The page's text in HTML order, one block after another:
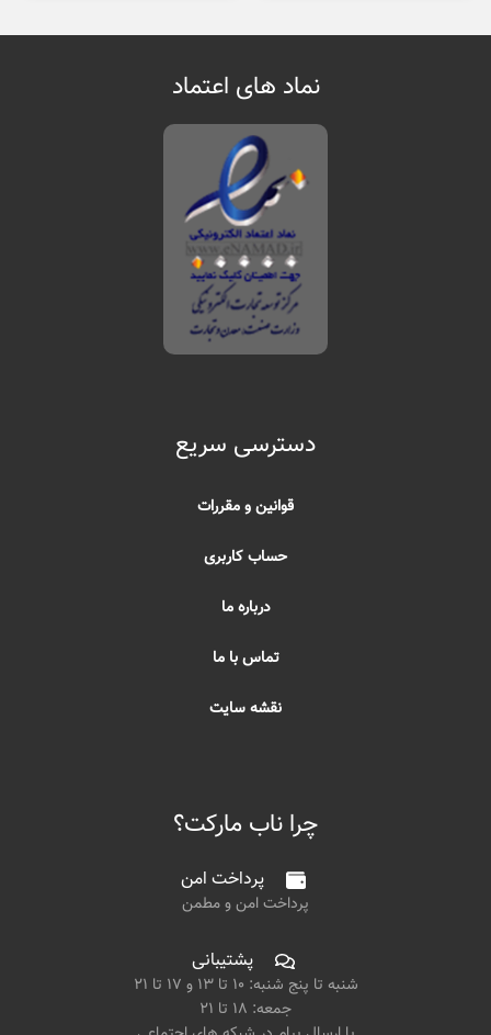
نماد های اعتماد
دسترسی سریع
قوانین و مقررات
حساب کاربری
درباره ما
تماس با ما
نقشه سایت
چرا ناب مارکت؟
پرداخت امن
پرداخت امن و مطمن
پشتیبانی
شنبه تا پنج شنبه: ۱۰ تا ۱۳ و ۱۷ تا ۲۱
جمعه: ۱۸ تا ۲۱